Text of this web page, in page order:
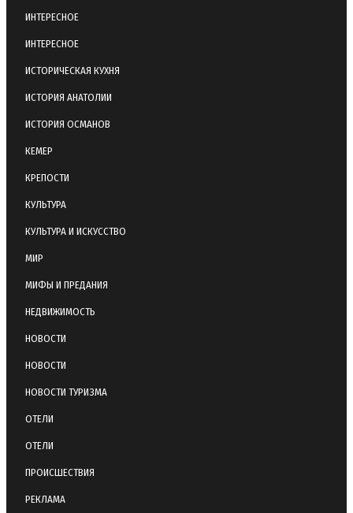
ИНТЕРЕСНОЕ
ИНТЕРЕСНОЕ
ИСТОРИЧЕСКАЯ КУХНЯ
ИСТОРИЯ АНАТОЛИИ
ИСТОРИЯ ОСМАНОВ
КЕМЕР
КРЕПОСТИ
КУЛЬТУРА
КУЛЬТУРА И ИСКУССТВО
МИР
МИФЫ И ПРЕДАНИЯ
НЕДВИЖИМОСТЬ
НОВОСТИ
НОВОСТИ
НОВОСТИ ТУРИЗМА
ОТЕЛИ
ОТЕЛИ
ПРОИСШЕСТВИЯ
РЕКЛАМА